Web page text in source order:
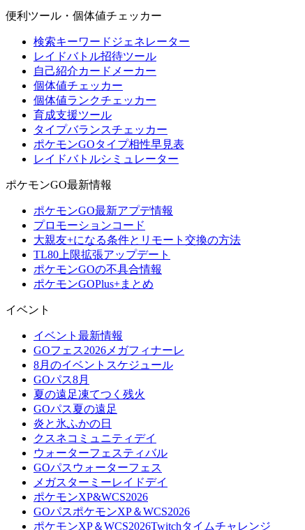
便利ツール・個体値チェッカー
検索キーワードジェネレーター
レイドバトル招待ツール
自己紹介カードメーカー
個体値チェッカー
個体値ランクチェッカー
育成支援ツール
タイプバランスチェッカー
ポケモンGOタイプ相性早見表
レイドバトルシミュレーター
ポケモンGO最新情報
ポケモンGO最新アプデ情報
プロモーションコード
大親友+になる条件とリモート交換の方法
TL80上限拡張アップデート
ポケモンGOの不具合情報
ポケモンGOPlus+まとめ
イベント
イベント最新情報
GOフェス2026メガフィナーレ
8月のイベントスケジュール
GOパス8月
夏の遠足凍てつく残火
GOパス夏の遠足
炎と氷ふかの日
クスネコミュニティデイ
ウォーターフェスティバル
GOパスウォーターフェス
メガスターミーレイドデイ
ポケモンXP&WCS2026
GOパスポケモンXP＆WCS2026
ポケモンXP＆WCS2026Twitchタイムチャレンジ